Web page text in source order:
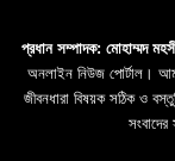
প্রধান সম্পাদক: মোহাম্মদ
অনলাইন নিউজ পোর্টাল।
জীবনধারা বিষয়ক সঠিক ও